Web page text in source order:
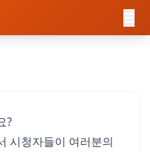
?
시청자들이 여러분의